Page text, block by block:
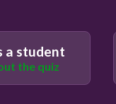
Memberikan informasi
a student
the quiz